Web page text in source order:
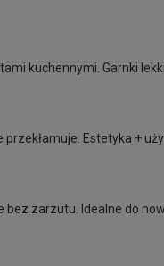
kuchennymi. Garnki
Estetyka +
zarzutu. Idealne do